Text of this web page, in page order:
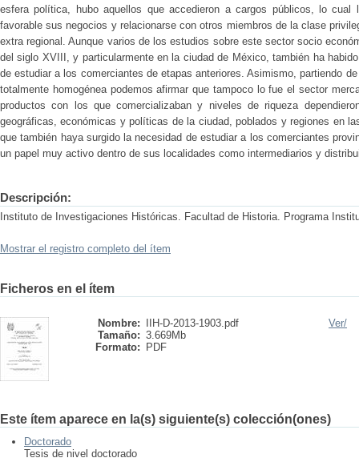
esfera política, hubo aquellos que accedieron a cargos públicos, lo cual
favorable sus negocios y relacionarse con otros miembros de la clase
extra regional. Aunque varios de los estudios sobre este sector socio
del siglo XVIII, y particularmente en la ciudad de México, también ha
de estudiar a los comerciantes de etapas anteriores. Asimismo, partiendo
totalmente homogénea podemos afirmar que tampoco lo fue el sector
productos con los que comercializaban y niveles de riqueza
geográficas, económicas y políticas de la ciudad, poblados y regiones en
que también haya surgido la necesidad de estudiar a los comerciantes
un papel muy activo dentro de sus localidades como intermediarios y
Descripción:
Instituto de Investigaciones Históricas. Facultad de Historia. Programa
Mostrar el registro completo del ítem
Ficheros en el ítem
Nombre:
IIH-D-2013-1903.pdf
Tamaño: 3.669Mb
Formato:
PDF
Ver/
Este ítem aparece en la(s) siguiente(s) colección(ones)
Doctorado
Tesis de nivel doctorado